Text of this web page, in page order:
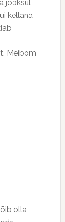
jooksul
kellana
Meibom
olla